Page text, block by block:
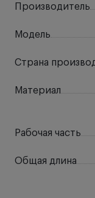
Производитель
Модель
Страна
Материал
Рабочая часть
Общая длина